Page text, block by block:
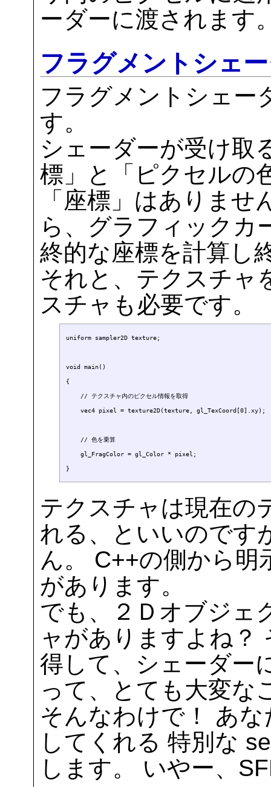
ーダーに渡されます
フラグメントシェ
フラグメントシェー
す。
シェーダーが受け取
標」と「ピクセルの
「座標」はありま
ら、グラフィックカ
終的な座標を計算し
それと、テクスチャ
スチャも必要です。
uniform sampler2D texture;
void main()
{
    // テクスチャ内のピクセル情報を取得
    vec4 pixel = texture2D(texture, gl_TexCoord[0].xy);
    // 色を乗算
    gl_FragColor = gl_Color * pixel;
テクスチャは現在の
れる、といいのです
ん。 C++の側から明
があります。
でも、２Ｄオブジェ
ャがありますよね？
得して、シェーダー
って、とても大変な
そんなわけで！ あ
してくれる 特別な
します。 いやー、